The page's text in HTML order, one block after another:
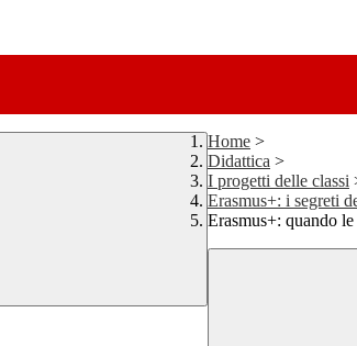
Home >
Didattica >
I progetti delle classi
Erasmus+: i segreti
Erasmus+: quando